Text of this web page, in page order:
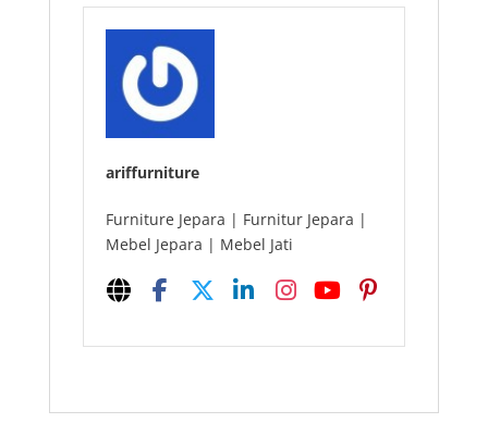
ariffurniture
Furniture Jepara | Furnitur Jepara |
Mebel Jepara | Mebel Jati